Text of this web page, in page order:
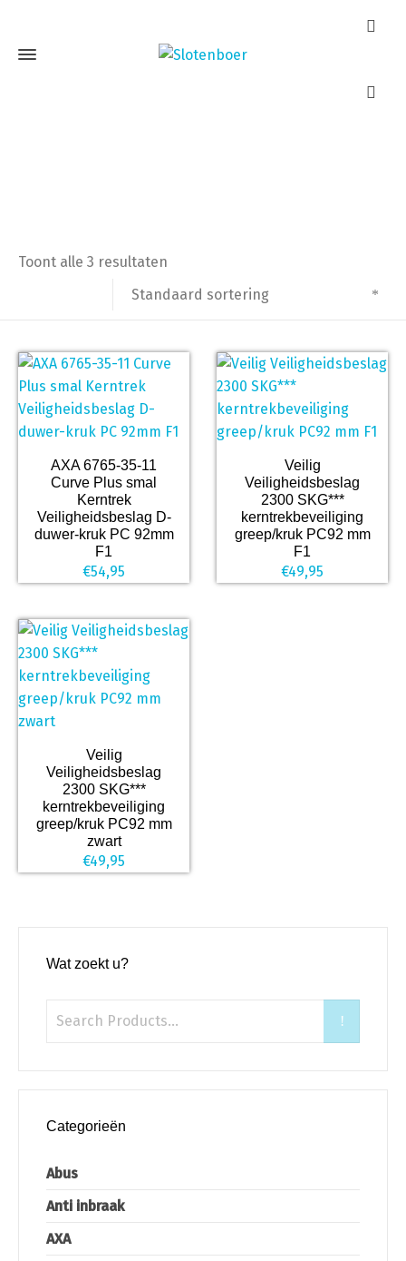
Toont alle 3 resultaten
Standaard sortering
AXA 6765-35-11
Curve Plus smal
Kerntrek
Veiligheidsbeslag D-
duwer-kruk PC 92mm
F1
€54,95
Veilig
Veiligheidsbeslag
2300 SKG***
kerntrekbeveiliging
greep/kruk PC92 mm
F1
€49,95
Veilig
Veiligheidsbeslag
2300 SKG***
kerntrekbeveiliging
greep/kruk PC92 mm
zwart
€49,95
Wat zoekt u?
Categorieën
Abus
Anti inbraak
AXA